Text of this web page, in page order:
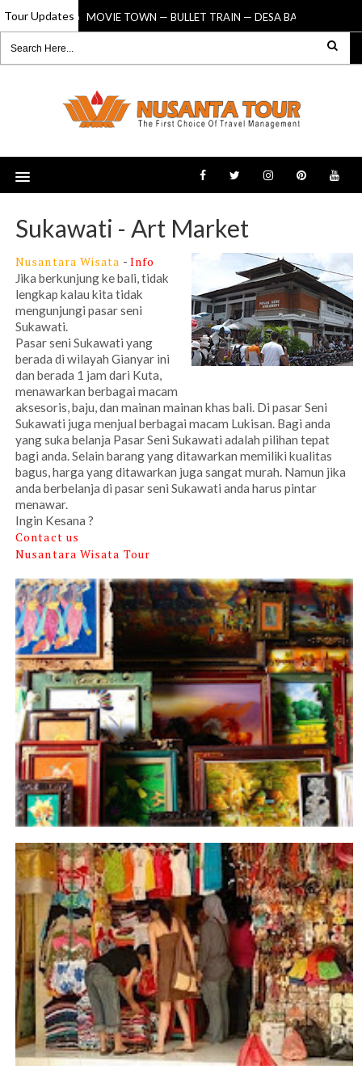
Tour Updates
03 Jan 2020 MOVIE TOWN — BULLET TRAIN — DESA BALI
Sukawati - Art Market
Nusantara Wisata - Info
Jika berkunjung ke bali, tidak
lengkap kalau kita tidak
mengunjungi pasar seni
Sukawati.
Pasar seni Sukawati yang
berada di wilayah Gianyar ini
dan berada 1 jam dari Kuta,
menawarkan berbagai macam
aksesoris, baju, dan mainan mainan khas bali. Di pasar Seni
Sukawati juga menjual berbagai macam Lukisan. Bagi anda
yang suka belanja Pasar Seni Sukawati adalah pilihan tepat
bagi anda. Selain barang yang ditawarkan memiliki kualitas
bagus, harga yang ditawarkan juga sangat murah. Namun jika
anda berbelanja di pasar seni Sukawati anda harus pintar
menawar.
Ingin Kesana ?
Contact us
Nusantara Wisata Tour